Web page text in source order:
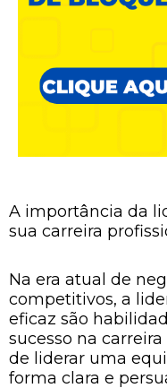
A importância da
sua carreira
Na era atual de
competitivos, a
eficaz são
sucesso na
de liderar uma
forma clara e